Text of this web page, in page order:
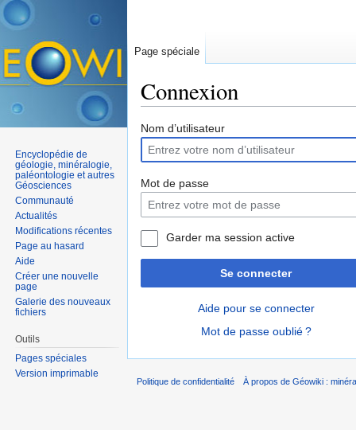
Connexion
Nom d’utilisateur
Mot de passe
Garder ma session active
Se connecter
Aide pour se connecter
Mot de passe oublié ?
Page spéciale
Encyclopédie de
géologie, minéralogie,
paléontologie et autres
Géosciences
Communauté
Actualités
Modifications récentes
Page au hasard
Aide
Créer une nouvelle
page
Galerie des nouveaux
fichiers
Outils
Pages spéciales
Version imprimable
Politique de confidentialité À propos de Géowiki :